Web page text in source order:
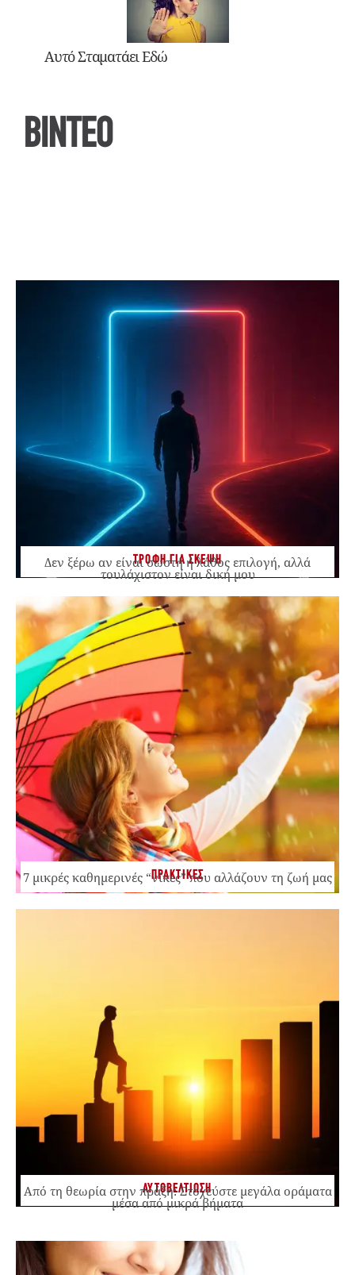
Αυτό Σταματάει Εδώ
ΒΙΝΤΕΟ
ΤΡΟΦΗ ΓΙΑ ΣΚΕΨΗ
Δεν ξέρω αν είναι σωστή ή λάθος επιλογή, αλλά
τουλάχιστον είναι δική μου
ΠΡΑΚΤΙΚΕΣ
7 μικρές καθημερινές “νίκες” που αλλάζουν τη ζωή μας
ΑΥΤΟΒΕΛΤΙΩΣΗ
Από τη θεωρία στην πράξη: Στοχεύστε μεγάλα οράματα
μέσα από μικρά βήματα